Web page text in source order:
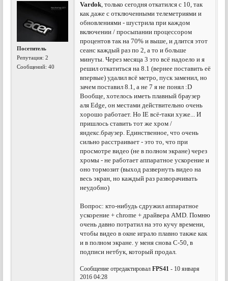
Посетитель
Репутация:2
Сообщений: 40
Vardok, только сегодня откатился с 10, так
как даже с отключенными телеметриями и
обновлениями - шустрила при каждом
включении / просыпании процессором
процентов так на 70% и выше, и длится этот
сеанс каждый раз по 2, а то и больше
минуты. Через месяца 3 это всё надоело и я
решил откатиться на 8.1 (вернее поставить её
впервые) удалил всё метро, пуск заменил, но
зачем поставил 8.1, а не 7 я не понял :D
Вообще, хотелось иметь плавный браузер
аля Edge, он местами действительно очень
хорошо работает. Но IE всё-таки хуже... И
пришлось ставить тот же хром /
яндекс.браузер. Единственное, что очень
сильно расстраивает - это то, что при
просмотре видео (не в полном экране) через
хромы - не работает аппаратное ускорение и
оно тормозит (выход развернуть видео на
весь экран, но каждый раз разворачивать
неудобно)
Вопрос: кто-нибудь сдружил аппаратное
ускорение + chrome + драйвера AMD. Помню
очень давно потратил на это кучу времени,
чтобы видео в окне играло плавно также как
и в полном экране. у меня снова С-50, в
подписи нетбук, который продал.
Сообщение отредактировалFPS41 - 10 января
2016 04:28